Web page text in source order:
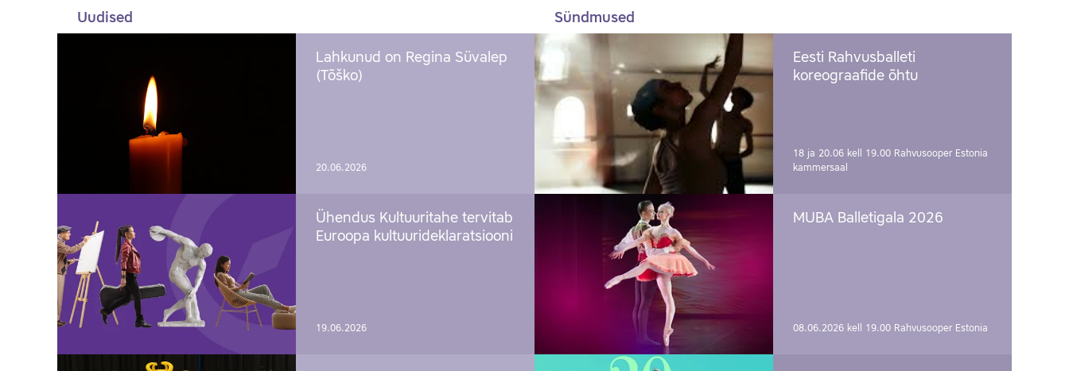
Uudised
Lahkunud on Regina Süvalep
(Tõško)
20.06.2026
Ühendus Kultuuritahe tervitab
Euroopa kultuurideklaratsiooni
19.06.2026
Sündmused
Eesti Rahvusballeti
koreograafide õhtu
18 ja 20.06 kell 19.00 Rahvusooper Estonia
kammersaal
MUBA Balletigala 2026
08.06.2026 kell 19.00 Rahvusooper Estonia